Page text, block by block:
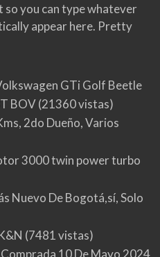
so you can type whatever
appear here. Pretty
GTi Golf Beetle
BOV(21360 vistas)
2do Dueño, Varios
3000 twin power turbo
Nuevo De Bogotá,sí, Solo
(7481 vistas)
10 De Mayo 2024